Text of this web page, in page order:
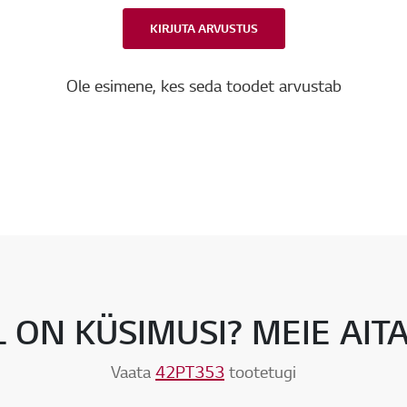
KIRJUTA ARVUSTUS
Ole esimene, kes seda toodet arvustab
ON KÜSIMUSI? MEIE
Vaata 42PT353 tootetugi